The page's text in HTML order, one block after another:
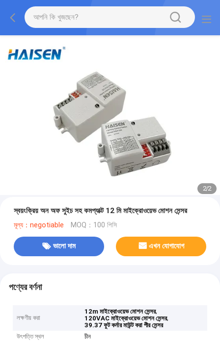
2/2
স্বয়ংক্রিয় অন অফ সুইচ সহ কমপ্যাক্ট 12 মি মাইক্রোওয়েভ মোশন সেন্সর
মূল্য：negotiable MOQ：100 পিসি
ভালো দাম এখন যোগাযোগ
পণ্যের বর্ণনা
লক্ষণীয় করা
12m মাইক্রোওয়েভ মোশন সেন্সর,
120VAC মাইক্রোওয়েভ মোশন সেন্সর,
39.37 ফুট কর্নার মাউন্ট করা পীর সেন্সর
উৎপত্তি স্থল
চীন